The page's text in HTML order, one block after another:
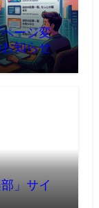
ージ変
知らせ
」サイ